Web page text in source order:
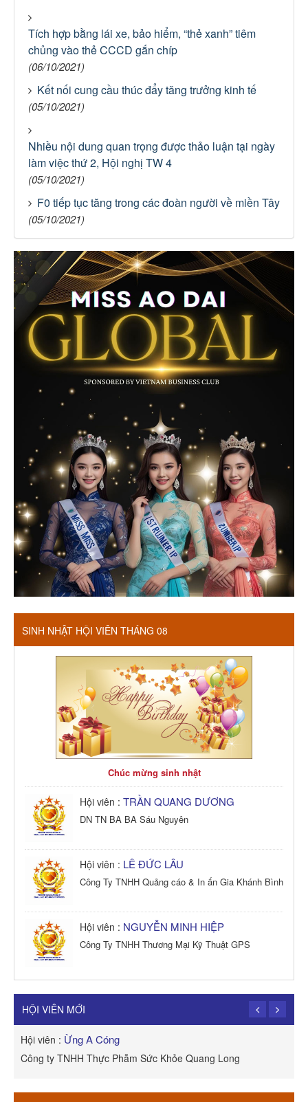
Tích hợp bằng lái xe, bảo hiểm, “thẻ xanh” tiêm
chủng vào thẻ CCCD gắn chíp
(06/10/2021)
Kết nối cung cầu thúc đẩy tăng trưởng kinh tế
(05/10/2021)
Nhiều nội dung quan trọng được thảo luận tại ngày
làm việc thứ 2, Hội nghị TW 4
(05/10/2021)
F0 tiếp tục tăng trong các đoàn người về miền Tây
(05/10/2021)
SINH NHẬT HỘI VIÊN THÁNG 08
Chúc mừng sinh nhật
Hội viên : TRẦN QUANG DƯƠNG
DN TN BA BA Sáu Nguyên
Hội viên : LÊ ĐỨC LÂU
Công Ty TNHH Quảng cáo & In ấn Gia Khánh Bình
Hội viên : NGUYỄN MINH HIỆP
Công Ty TNHH Thương Mại Kỹ Thuật GPS
Công Ty TNHH Dịch vụ Cuộc Sống Hạnh Phúc
HỘI VIÊN MỚI
Hội viên : Ừng A Cóng
Công ty TNHH Thực Phẫm Sức Khỏe Quang Long